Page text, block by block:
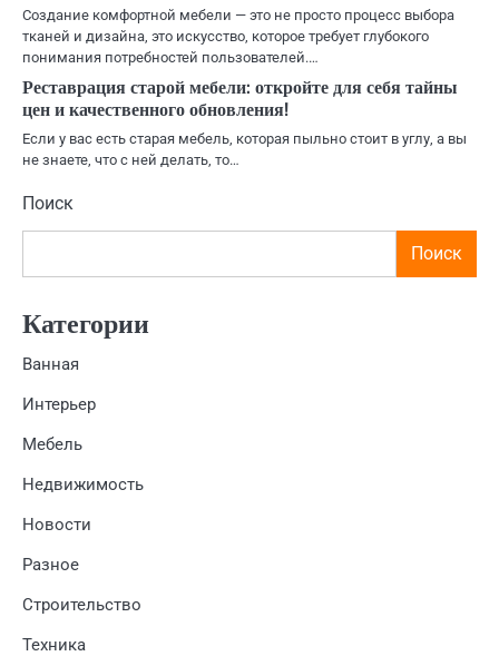
Создание комфортной мебели — это не просто процесс выбора
тканей и дизайна, это искусство, которое требует глубокого
понимания потребностей пользователей.…
Реставрация старой мебели: откройте для себя тайны
цен и качественного обновления!
Если у вас есть старая мебель, которая пыльно стоит в углу, а вы
не знаете, что с ней делать, то…
Поиск
Поиск
Категории
Ванная
Интерьер
Мебель
Недвижимость
Новости
Разное
Строительство
Техника